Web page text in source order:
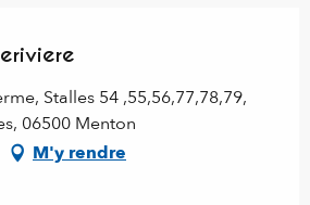
Stalles 54 ,55,56,77,78,79,
06500 Menton
M'y rendre